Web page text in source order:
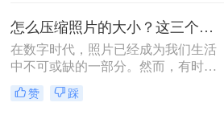
片100k以下呢？下面将介绍几种常用
的方法。
怎么压缩照片的大小？这三个压缩方法分享给你！
​在数字时代，照片已经成为我们生活
中不可或缺的一部分。然而，有时候
我们拍摄的照片过大，占用了大量的
存储空间，或者不符合某些平台的要
赞 踩